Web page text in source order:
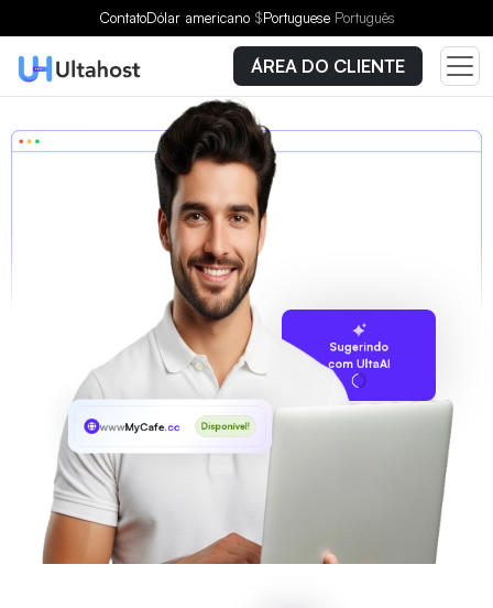
ContatoDólar americano $Portuguese Português
ÁREA DO CLIENTE
Sugerindo
com UltaAI
wwwMyCafe.cc Disponível!